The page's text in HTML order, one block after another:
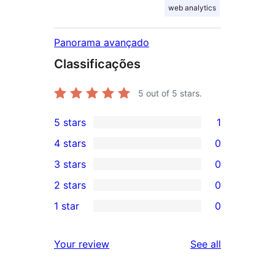
web analytics
Panorama avançado
Classificações
5 out of 5 stars.
1
5-
star
review
5 stars 1
4-
star
reviews
4 stars 0
0
3-
star
3 stars 0
2-
reviews
2 stars 0
star
1 star 0
Your review See all